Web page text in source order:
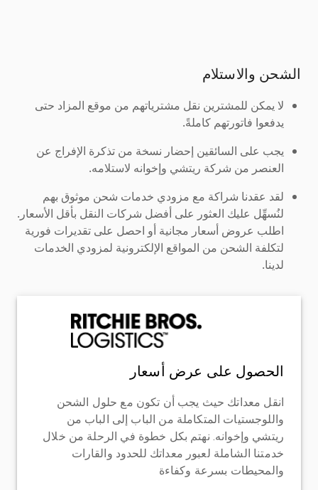
الشحن والاستلام
لا يمكن للمشترين نقل مشترياتهم من موقع المزاد حتى
يدفعوا فاتورتهم كاملةً.
يجب على السائقين إحضار نسخة من تذكرة الإفراج عن
العنصر من شركة ريتشي وإخوانه لاستلامه.
لقد عقدنا شراكة مع مزودي خدمات شحن موثوق بهم
لنُسهِّل عليك العثور على أفضل شركات النقل بأقل الأسعار.
اطلب عروض أسعار مجانية أو احصل على تقديرات فورية
لتكلفة الشحن من المواقع الإلكترونية لمزودي الخدمات
لدينا.
الحصول على عرض أسعار
انقل معداتك حيث يجب أن تكون مع حلول الشحن
واللوجستيات المتكاملة من الباب إلى الباب من
ريتشي وإخوانه. نهتم بكل خطوة في الرحلة من خلال
خدمتنا الشاملة لعبور معداتك للحدود والقارات
والمحيطات بسرعة وكفاءة